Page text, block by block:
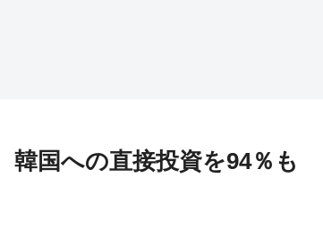
国への直接投資を94％も